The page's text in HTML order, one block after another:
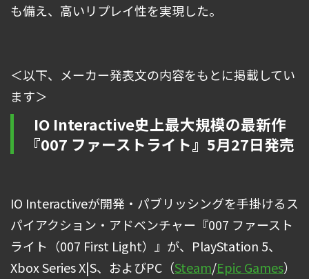
も備え、高いリプレイ性を実現した。
＜以下、メーカー発表文の内容をもとに掲載してい
ます＞
IO Interactive史上最大規模の最新作
『007 ファーストライト』5月27日発売
IO Interactiveが開発・パブリッシングを手掛けるス
パイアクション・アドベンチャー『007 ファースト
ライト（007 First Light）』が、PlayStation 5、
Xbox Series X|S、およびPC（Steam/Epic Games）